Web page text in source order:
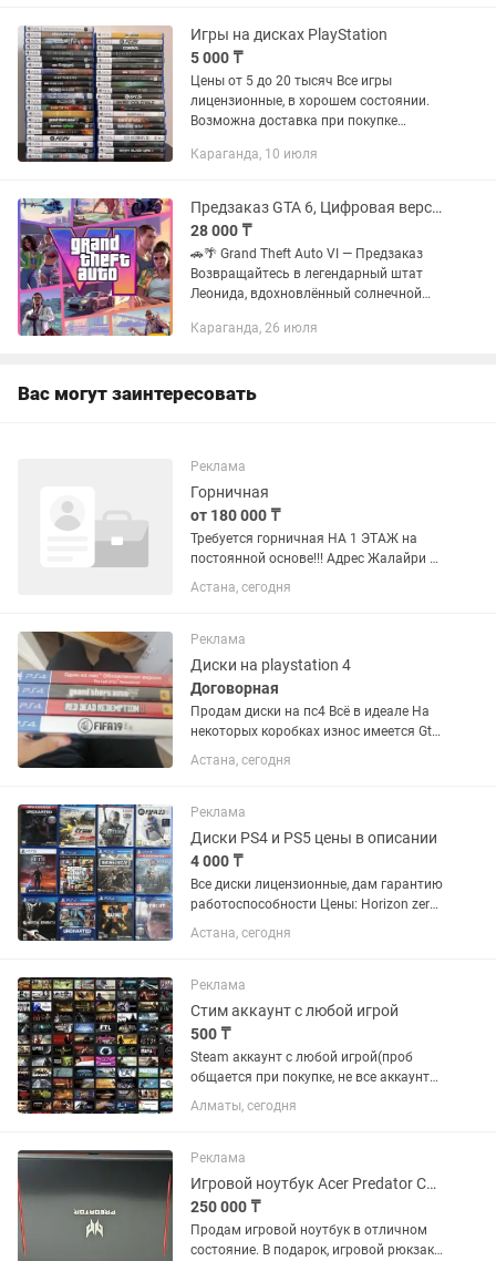
Игры на дисках PlayStation
5 000 ₸
Цены от 5 до 20 тысяч Все игры
лицензионные, в хорошем состоянии.
Возможна доставка при покупке
Shredder’s Revenge → Черепашки-
Караганда, 10 июля
Предзаказ GTA 6, Цифровая версия! Standart/Ultimate Edition
28 000 ₸
🚗🌴 Grand Theft Auto VI — Предзаказ
Возвращайтесь в легендарный штат
Леонида, вдохновлённый солнечной
масштабный открытый мир в истории
Караганда, 26 июля
Вас могут заинтересовать
Реклама
Горничная
от 180 000 ₸
Требуется горничная НА 1 ЭТАЖ на
постоянной основе!!! Адрес Жалайри 8
отель The One Astana График 2/2 с
08:00-20:00 Обязанности: Уборка
Поддержание чистоты в...
Астана, сегодня
Реклама
Диски на playstation 4
Договорная
Продам диски на пс4 Всё в идеале На
некоторых коробках износ имеется Gta
5-9000 Rdr2-11000 Fifa 19-5000 The last
of us 1-8000 Торг Писать на
Астана, сегодня
Реклама
Диски PS4 и PS5 цены в описании
4 000 ₸
Все диски лицензионные, дам гарантию
работоспособности Цены: Horizon zero
dawn -4000 FIFA 21 -6000 FIFA 22 пс5
-7000 FIFA 23 пс5 - 9000 FC 24 пс5 -
duty Black...
Астана, сегодня
Реклама
Стим аккаунт с любой игрой
500 ₸
Steam аккаунт с любой игрой(проб
общается при покупке, не все аккаунты
по 500) Легит ! АККАУНТЫ НЕ ОБЩИЕ ,
ЛИЧНЫЕ С Steam Guard ! Есть гарантия
поменяю аккаунт...
Алматы, сегодня
Реклама
Игровой ноутбук Acer Predator Core i7
250 000 ₸
Продам игровой ноутбук в отличном
состояние. В подарок, игровой рюкзак,